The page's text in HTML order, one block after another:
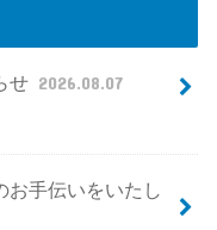
せ 2026.08.07
手伝いをいたし